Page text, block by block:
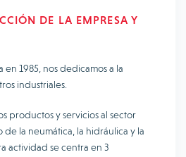
DE LA EMPRESA Y
1985, nos dedicamos a la
industriales.
productos y servicios al sector
de la neumática, la hidráulica y la
actividad se centra en 3